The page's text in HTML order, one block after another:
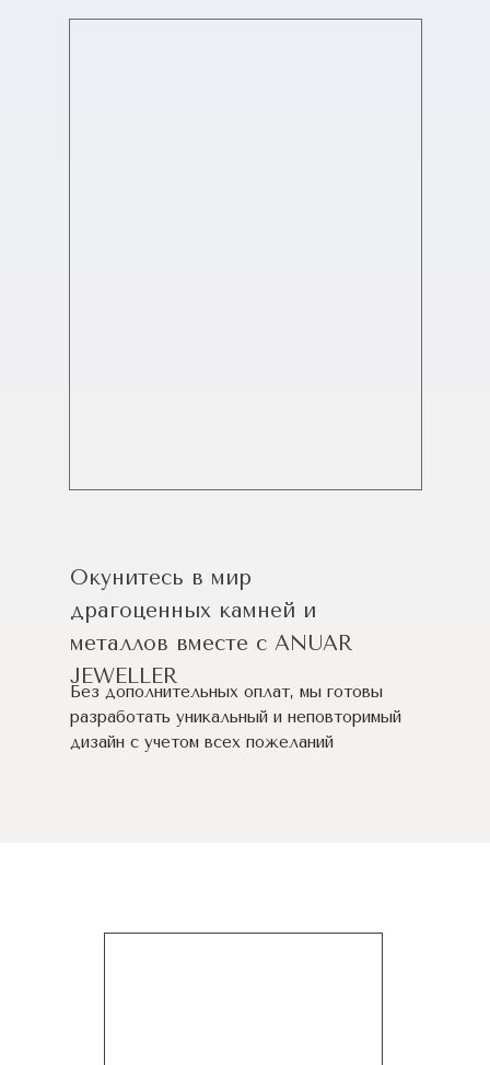
Окунитесь в мир
драгоценных камней и
металлов вместе с ANUAR
JEWELLER
Без дополнительных оплат, мы готовы
разработать уникальный и неповторимый
дизайн c учетом всех пожеланий